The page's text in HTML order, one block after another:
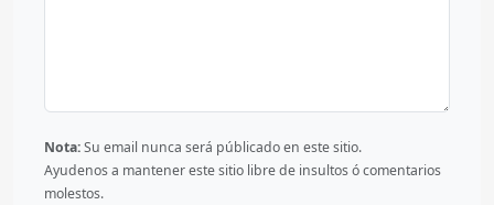
Nota:Su email nunca será públicado en este sitio.
Ayudenos a mantener este sitio libre de insultos ó comentarios
molestos.